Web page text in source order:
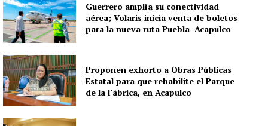
Guerrero amplía su conectividad
aérea; Volaris inicia venta de boletos
para la nueva ruta Puebla–Acapulco
Proponen exhorto a Obras Públicas
Estatal para que rehabilite el Parque
de la Fábrica, en Acapulco